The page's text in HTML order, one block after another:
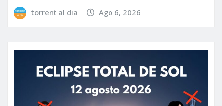
torrent al dia Ago 6, 2026